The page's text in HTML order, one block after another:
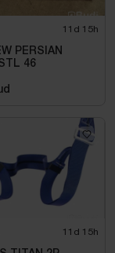
11d 15h
PERSIAN
46
11d 15h